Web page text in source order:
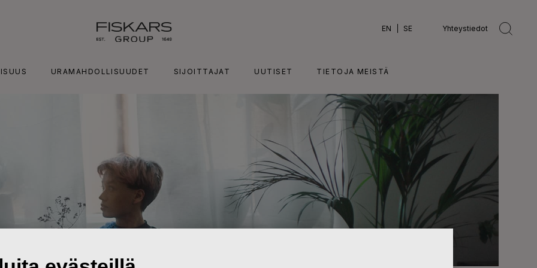
EN SE Yhteystiedot
URAMAHDOLLISUUDET SIJOITTAJAT UUTISET TIETOJA MEISTÄ